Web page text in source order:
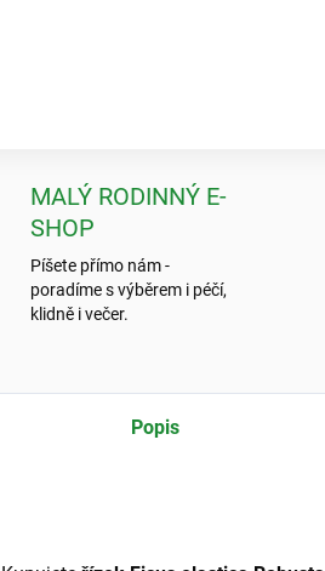
MALÝ RODINNÝ E-
SHOP
Píšete přímo nám -
poradíme s výběrem i péčí,
klidně i večer.
Popis